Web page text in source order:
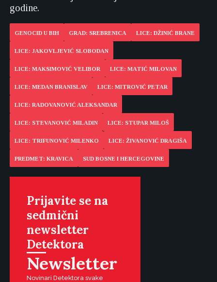
godine.
GENOCID U BIH GRAD: SREBRENICA LICE: DŽINIĆ BRANE
LICE: JAKOVLJEVIĆ SLOBODAN
LICE: MAKSIMOVIĆ VELIBOR LICE: MATIĆ MILOVAN
LICE: MEDAN BRANISLAV LICE: MITROVIĆ PETAR
LICE: RADOVANOVIĆ ALEKSANDAR
LICE: STEVANOVIĆ MILADIN LICE: STUPAR MILOŠ
LICE: TRIFUNOVIĆ MILENKO LICE: ŽIVANOVIĆ DRAGIŠA
PREDMET: KRAVICA SUD BOSNE I HERCEGOVINE
Prijavite se na
sedmični
newsletter
Detektora
Newsletter
Novinari Detektora svake